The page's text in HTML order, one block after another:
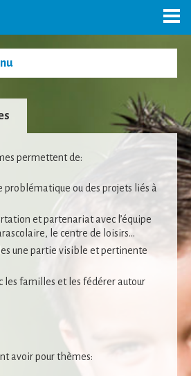
permettent de:
problématique ou des projets liés à
et partenariat avec l’équipe
le centre de loisirs…
une partie visible et pertinente
les familles et les fédérer autour
avoir pour thèmes: